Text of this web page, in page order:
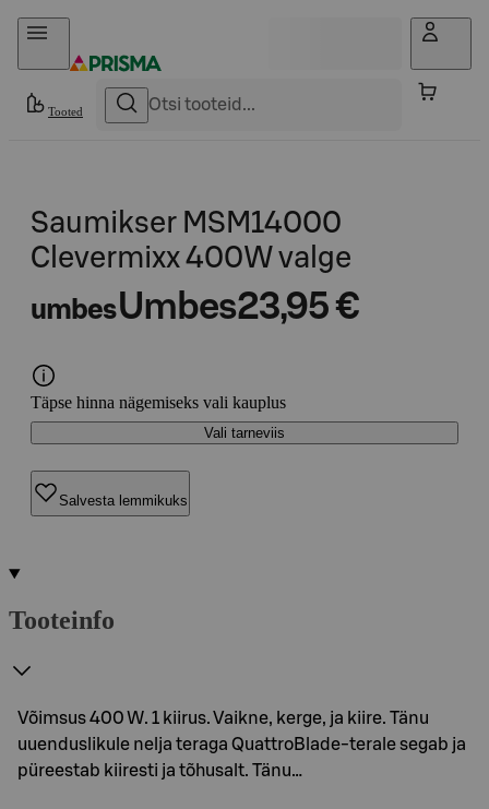
Otse sisu juurde
Tooted
Saumikser MSM14000
Clevermixx 400W valge
umbesUmbes23,95 €
Täpse hinna nägemiseks vali kauplus
Vali tarneviis
Salvesta lemmikuks
Tooteinfo
Võimsus 400 W. 1 kiirus. Vaikne, kerge, ja kiire. Tänu
uuenduslikule nelja teraga QuattroBlade-terale segab ja
püreestab kiiresti ja tõhusalt. Tänu…